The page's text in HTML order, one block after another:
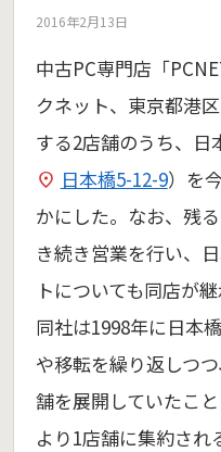
2016年2月13日
中古PC専門店「
クネット、東京都港
する2店舗のうち、日
日本橋5-12-9）を
かにした。なお、残
き続き営業を行い、
トについても同店が
同社は1998年に日本
や移転を繰り返しつ
舗を展開していたこ
より1店舗に集約され